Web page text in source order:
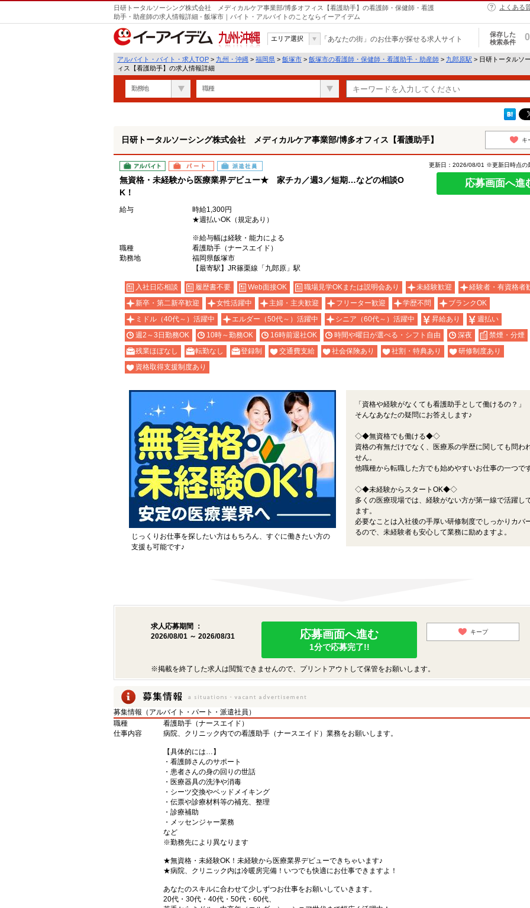
日研トータルソーシング株式会社 メディカルケア事業部/博多オフィス【看護助手】の看護師・保健師・看護
助手・助産師の求人情報詳細 - 飯塚市｜バイト・アルバイトのことならイーアイデム
よくある
九州・沖縄
エリア選択 「あなたの街」のお仕事が探せる求人サイト
保存した
検索条件
0
アルバイト・バイト・求人TOP > 九州・沖縄 > 福岡県 > 飯塚市 > 飯塚市の看護師・保健師・看護助手・助産師 > 九郎原駅 > 日研トータルソ
ィス【看護助手】の求人情報詳細
勤務地 職種
日研トータルソーシング株式会社 メディカルケア事業部/博多オフィス【看護助手】 キ
アルバイト パート 派遣社員
無資格・未経験から医療業界デビュー★ 家チカ／週3／短期…などの相談O
K！
更新日：2026/08/01 ※更新日時点の
応募画面へ進
給与
時給1,300円
★週払いOK（規定あり）
※給与幅は経験・能力による
職種
看護助手（ナースエイド）
勤務地
福岡県飯塚市
【最寄駅】JR篠栗線「九郎原」駅
入社日応相談 履歴書不要 Web面接OK 職場見学OKまたは説明会あり 未経験歓迎
経験者・有資格者
新卒・第二新卒歓迎
女性活躍中 主婦・主夫歓迎 フリーター歓迎 学歴不問
ブランクOK
ミドル（40代～）活躍中
エルダー（50代～）活躍中 シニア（60代～）活躍中 昇給あり
週払い
週2～3日勤務OK
10時～勤務OK 16時前退社OK 時間や曜日が選べる・シフト自由 深夜
禁煙・分煙
残業ほぼなし
転勤なし 登録制 交通費支給 社会保険あり 社割・特典あり
研修制度あり
資格取得支援制度あり
じっくりお仕事を探したい方はもちろん、すぐに働きたい方の
支援も可能です♪
「資格や経験がなくても看護助手として働けるの？」
そんなあなたの疑問にお答えします♪
◇◆無資格でも働ける◆◇
資格の有無だけでなく、医療系の学歴に関しても問わ
せん。
他職種から転職した方でも始めやすいお仕事の一つです
◇◆未経験からスタートOK◆◇
多くの医療現場では、経験がない方が第一線で活躍し
ます。
必要なことは入社後の手厚い研修制度でしっかりカバ
るので、未経験者も安心して業務に励めますよ。
求人応募期間 ：
2026/08/01 ～ 2026/08/31
応募画面へ進む
1分で応募完了!!
キープ
※掲載を終了した求人は閲覧できませんので、プリントアウトして保管をお願いします。
募集情報（アルバイト・パート・派遣社員）
職種
看護助手（ナースエイド）
仕事内容
病院、クリニック内での看護助手（ナースエイド）業務をお願いします。
【具体的には…】
・看護師さんのサポート
・患者さんの身の回りの世話
・医療器具の洗浄や消毒
・シーツ交換やベッドメイキング
・伝票や診療材料等の補充、整理
・診療補助
・メッセンジャー業務
など
※勤務先により異なります
★無資格・未経験OK！未経験から医療業界デビューできちゃいます♪
★病院、クリニック内は冷暖房完備！いつでも快適にお仕事できますよ！
あなたのスキルに合わせて少しずつお仕事をお願いしていきます。
20代・30代・40代・50代・60代、